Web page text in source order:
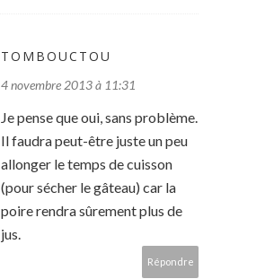
TOMBOUCTOU
4 novembre 2013 à 11:31
Je pense que oui, sans problème.
Il faudra peut-être juste un peu
allonger le temps de cuisson
(pour sécher le gâteau) car la
poire rendra sûrement plus de
jus.
Répondre